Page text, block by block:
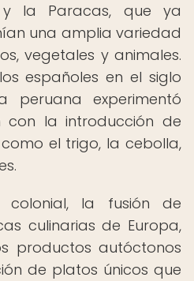
la Paracas, que ya
una amplia variedad
vegetales y animales.
españoles en el siglo
peruana experimentó
con la introducción de
el trigo, la cebolla,
la fusión de
culinarias de Europa,
productos autóctonos
de platos únicos que